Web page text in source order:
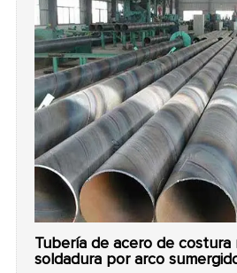
Tubería de acero de costura
soldadura por arco